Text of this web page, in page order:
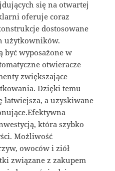
się na otwartej
oferuje coraz
dostosowane
użytkowników.
być wyposażone w
otwieracze
zwiększające
Dzięki temu
łatwiejsza, a uzyskiwane
która szybko
Możliwość
owoców i ziół
związane z zakupem